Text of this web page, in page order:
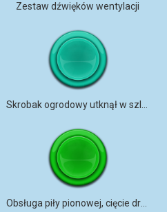
Zestaw dźwięków wentylacji
Obsługa piły pionowej, cięcie drewna